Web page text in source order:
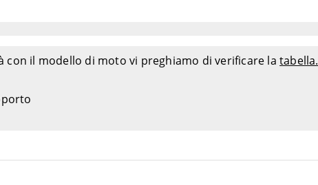
con il modello di moto vi preghiamo di verificare latabella.